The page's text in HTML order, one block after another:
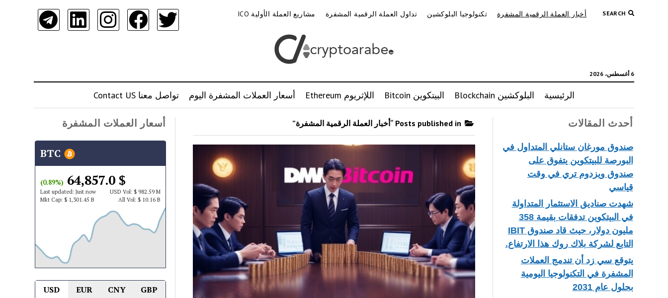
SEARCH أخبار العملة الرقمية المشفرة تكنولوجيا البلوكشين تداول العملة الرقمية المشفرة مشاريع العملة الأولية ICO
6 أغسطس، 2026
الرئيسية البلوكشين Blockchain البيتكوين Bitcoin اللإثريوم Ethereum أسعار العملات المشفرة اليوم تواصل معنا Contact US
أحدث المقالات
صندوق مورغان ستانلي المتداول في
البورصة للبيتكوين يتفوق على
صندوق ويزدوم تري في وقت
قياسي
شهدت صناديق الاستثمار المتداولة
في البيتكوين تدفقات بقيمة 358
مليون دولار، حيث قاد صندوق IBIT
التابع لشركة بلاك روك هذا الارتفاع.
يتوقع سي زد أن تندمج العملات
المشفرة في التكنولوجيا اليومية
بحلول عام 2031
أسعار العملات المشفرة
$ 64,857.0
(0.89%)
Last updated: Just now USD Vol: $ 982.59 M
Mkt Cap: $ 1,301.45 B All Vol: $ 10.16 B
USD EUR CNY GBP